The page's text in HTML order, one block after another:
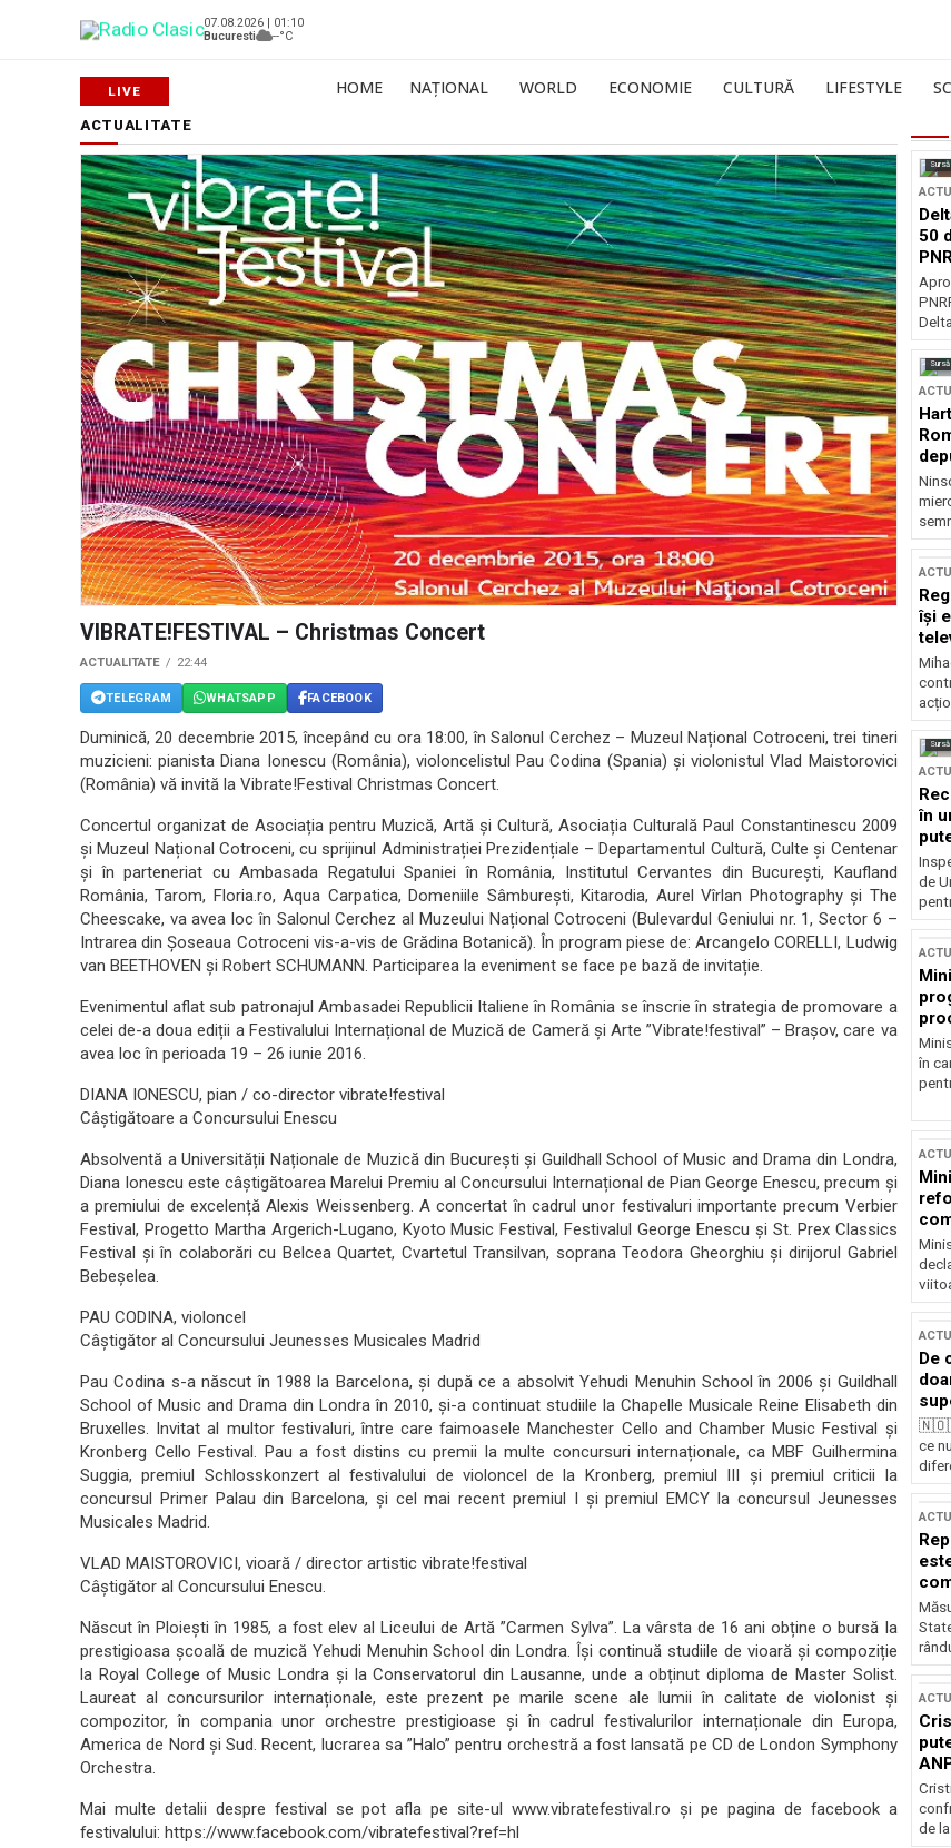
07.08.2026 | 01:10
Bucuresti
--°C
HOME NAȚIONAL WORLD ECONOMIE CULTURĂ LIFESTYLE
ACTUALITATE
VIBRATE!FESTIVAL – Christmas Concert
ACTUALITATE 22:44
TELEGRAM WHATSAPP FACEBOOK
Duminică, 20 decembrie 2015, începând cu ora 18:00, în Salonul Cerchez – Muzeul Național Cotroceni, trei tineri
muzicieni: pianista Diana Ionescu (România), violoncelistul Pau Codina (Spania) și violonistul Vlad Maistorovici
(România) vă invită la Vibrate!Festival Christmas Concert.
Concertul organizat de Asociația pentru Muzică, Artă și Cultură, Asociația Culturală Paul Constantinescu 2009
și Muzeul Național Cotroceni, cu sprijinul Administrației Prezidențiale – Departamentul Cultură, Culte și Centenar
și în parteneriat cu Ambasada Regatului Spaniei în România, Institutul Cervantes din București, Kaufland
România, Tarom, Floria.ro, Aqua Carpatica, Domeniile Sâmburești, Kitarodia, Aurel Vîrlan Photography și The
Cheescake, va avea loc în Salonul Cerchez al Muzeului Național Cotroceni (Bulevardul Geniului nr. 1, Sector 6 –
Intrarea din Șoseaua Cotroceni vis-a-vis de Grădina Botanică). În program piese de: Arcangelo CORELLI, Ludwig
van BEETHOVEN și Robert SCHUMANN. Participarea la eveniment se face pe bază de invitație.
Evenimentul aflat sub patronajul Ambasadei Republicii Italiene în România se înscrie în strategia de promovare a
celei de-a doua ediții a Festivalului Internațional de Muzică de Cameră și Arte ”Vibrate!festival” – Brașov, care va
avea loc în perioada 19 – 26 iunie 2016.
DIANA IONESCU, pian / co-director vibrate!festival
Câștigătoare a Concursului Enescu
Absolventă a Universității Naționale de Muzică din București și Guildhall School of Music and Drama din Londra,
Diana Ionescu este câștigătoarea Marelui Premiu al Concursului Internațional de Pian George Enescu, precum și
a premiului de excelență Alexis Weissenberg. A concertat în cadrul unor festivaluri importante precum Verbier
Festival, Progetto Martha Argerich-Lugano, Kyoto Music Festival, Festivalul George Enescu și St. Prex Classics
Festival și în colaborări cu Belcea Quartet, Cvartetul Transilvan, soprana Teodora Gheorghiu și dirijorul Gabriel
Bebeșelea.
PAU CODINA, violoncel
Câștigător al Concursului Jeunesses Musicales Madrid
Pau Codina s-a născut în 1988 la Barcelona, și după ce a absolvit Yehudi Menuhin School în 2006 și Guildhall
School of Music and Drama din Londra în 2010, și-a continuat studiile la Chapelle Musicale Reine Elisabeth din
Bruxelles. Invitat al multor festivaluri, între care faimoasele Manchester Cello and Chamber Music Festival și
Kronberg Cello Festival. Pau a fost distins cu premii la multe concursuri internaționale, ca MBF Guilhermina
Suggia, premiul Schlosskonzert al festivalului de violoncel de la Kronberg, premiul III și premiul criticii la
concursul Primer Palau din Barcelona, și cel mai recent premiul I și premiul EMCY la concursul Jeunesses
Musicales Madrid.
VLAD MAISTOROVICI, vioară / director artistic vibrate!festival
Câștigător al Concursului Enescu.
Născut în Ploiești în 1985, a fost elev al Liceului de Artă ”Carmen Sylva”. La vârsta de 16 ani obține o bursă la
prestigioasa școală de muzică Yehudi Menuhin School din Londra. Își continuă studiile de vioară și compoziție
la Royal College of Music Londra și la Conservatorul din Lausanne, unde a obținut diploma de Master Solist.
Laureat al concursurilor internaționale, este prezent pe marile scene ale lumii în calitate de violonist și
compozitor, în compania unor orchestre prestigioase și în cadrul festivalurilor internaționale din Europa,
America de Nord și Sud. Recent, lucrarea sa ”Halo” pentru orchestră a fost lansată pe CD de London Symphony
Orchestra.
Mai multe detalii despre festival se pot afla pe site-ul www.vibratefestival.ro și pe pagina de facebook a
festivalului: https://www.facebook.com/vibratefestival?ref=hl
50
își
în
de
în
De
ce
de